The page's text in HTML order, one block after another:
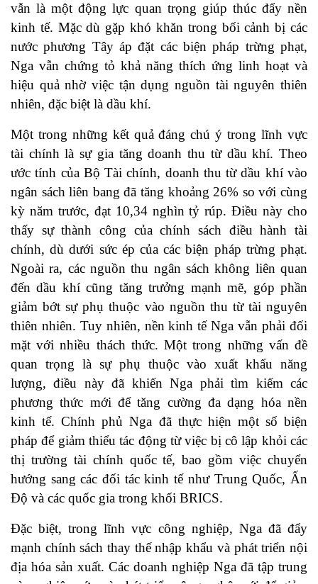
vẫn là một động lực quan trọng giúp thúc đẩy nền
kinh tế. Mặc dù gặp khó khăn trong bối cảnh bị các
nước phương Tây áp đặt các biện pháp trừng phạt,
Nga vẫn chứng tỏ khả năng thích ứng linh hoạt và
hiệu quả nhờ việc tận dụng nguồn tài nguyên thiên
nhiên, đặc biệt là dầu khí.
Một trong những kết quả đáng chú ý trong lĩnh vực
tài chính là sự gia tăng doanh thu từ dầu khí. Theo
ước tính của Bộ Tài chính, doanh thu từ dầu khí vào
ngân sách liên bang đã tăng khoảng 26% so với cùng
kỳ năm trước, đạt 10,34 nghìn tỷ rúp. Điều này cho
thấy sự thành công của chính sách điều hành tài
chính, dù dưới sức ép của các biện pháp trừng phạt.
Ngoài ra, các nguồn thu ngân sách không liên quan
đến dầu khí cũng tăng trưởng mạnh mẽ, góp phần
giảm bớt sự phụ thuộc vào nguồn thu từ tài nguyên
thiên nhiên. Tuy nhiên, nền kinh tế Nga vẫn phải đối
mặt với nhiều thách thức. Một trong những vấn đề
quan trọng là sự phụ thuộc vào xuất khẩu năng
lượng, điều này đã khiến Nga phải tìm kiếm các
phương thức mới để tăng cường đa dạng hóa nền
kinh tế. Chính phủ Nga đã thực hiện một số biện
pháp để giảm thiểu tác động từ việc bị cô lập khỏi các
thị trường tài chính quốc tế, bao gồm việc chuyển
hướng sang các đối tác kinh tế như Trung Quốc, Ấn
Độ và các quốc gia trong khối BRICS.
Đặc biệt, trong lĩnh vực công nghiệp, Nga đã đẩy
mạnh chính sách thay thế nhập khẩu và phát triển nội
địa hóa sản xuất. Các doanh nghiệp Nga đã tập trung